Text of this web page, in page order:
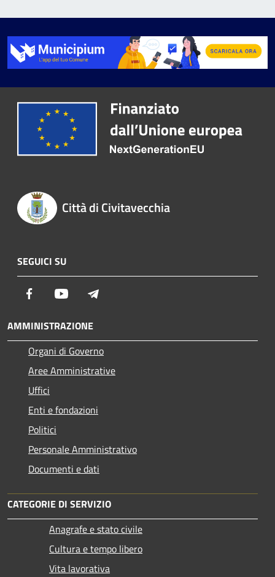
Città di Civitavecchia
SEGUICI SU
Facebook Youtube
AMMINISTRAZIONE
Organi di Governo
Aree Amministrative
Uffici
Enti e fondazioni
Politici
Personale Amministrativo
Documenti e dati
CATEGORIE DI SERVIZIO
Anagrafe e stato civile
Cultura e tempo libero
Vita lavorativa